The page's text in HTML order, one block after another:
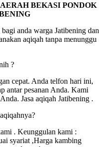
BEKASI PONDOK
anda warga Jatibening dan
aqiqah tanpa menunggu
?
cepat. Anda telfon hari ini,
antar pesanan Anda. Kami
Jasa aqiqah Jatibening .
. Keunggulan kami :
syariat ,Harga kambing